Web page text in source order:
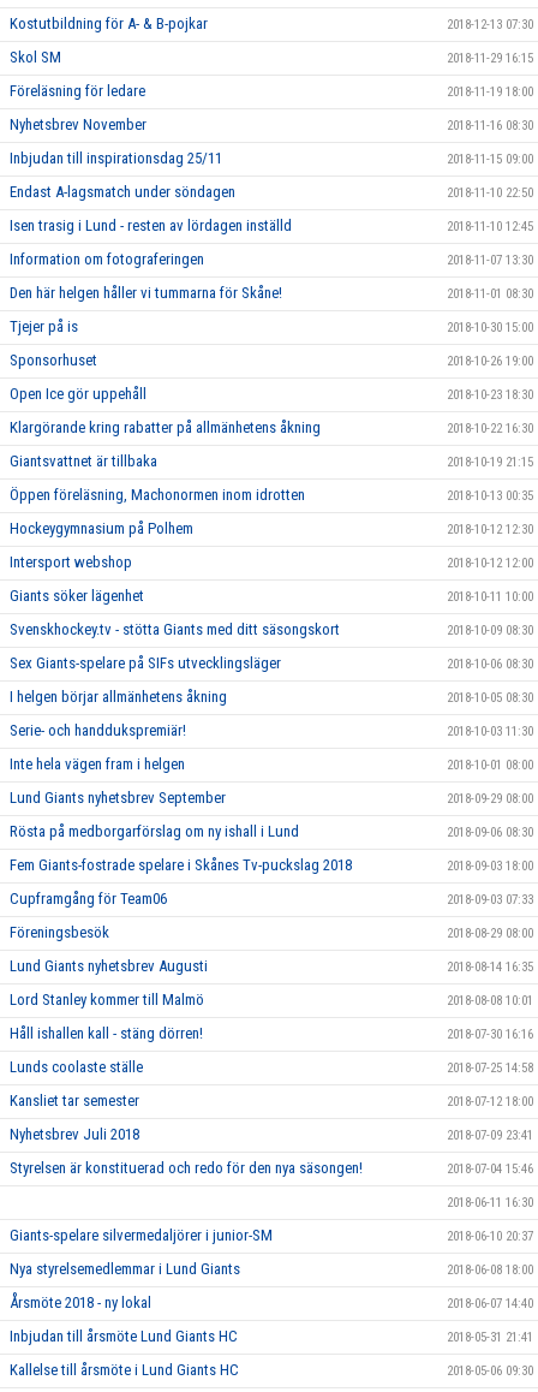
Kostutbildning för A- & B-pojkar 2018-12-13 07:30
Skol SM 2018-11-29 16:15
Föreläsning för ledare 2018-11-19 18:00
Nyhetsbrev November 2018-11-16 08:30
Inbjudan till inspirationsdag 25/11 2018-11-15 09:00
Endast A-lagsmatch under söndagen 2018-11-10 22:50
Isen trasig i Lund - resten av lördagen inställd 2018-11-10 12:45
Information om fotograferingen 2018-11-07 13:30
Den här helgen håller vi tummarna för Skåne! 2018-11-01 08:30
Tjejer på is 2018-10-30 15:00
Sponsorhuset 2018-10-26 19:00
Open Ice gör uppehåll 2018-10-23 18:30
Klargörande kring rabatter på allmänhetens åkning 2018-10-22 16:30
Giantsvattnet är tillbaka 2018-10-19 21:15
Öppen föreläsning, Machonormen inom idrotten 2018-10-13 00:35
Hockeygymnasium på Polhem 2018-10-12 12:30
Intersport webshop 2018-10-12 12:00
Giants söker lägenhet 2018-10-11 10:00
Svenskhockey.tv - stötta Giants med ditt säsongskort 2018-10-09 08:30
Sex Giants-spelare på SIFs utvecklingsläger 2018-10-06 08:30
I helgen börjar allmänhetens åkning 2018-10-05 08:30
Serie- och handdukspremiär! 2018-10-03 11:30
Inte hela vägen fram i helgen 2018-10-01 08:00
Lund Giants nyhetsbrev September 2018-09-29 08:00
Rösta på medborgarförslag om ny ishall i Lund 2018-09-06 08:30
Fem Giants-fostrade spelare i Skånes Tv-puckslag 2018 2018-09-03 18:00
Cupframgång för Team06 2018-09-03 07:33
Föreningsbesök 2018-08-29 08:00
Lund Giants nyhetsbrev Augusti 2018-08-14 16:35
Lord Stanley kommer till Malmö 2018-08-08 10:01
Håll ishallen kall - stäng dörren! 2018-07-30 16:16
Lunds coolaste ställe 2018-07-25 14:58
Kansliet tar semester 2018-07-12 18:00
Nyhetsbrev Juli 2018 2018-07-09 23:41
Styrelsen är konstituerad och redo för den nya säsongen! 2018-07-04 15:46
2018-06-11 16:30
Giants-spelare silvermedaljörer i junior-SM 2018-06-10 20:37
Nya styrelsemedlemmar i Lund Giants 2018-06-08 18:00
Årsmöte 2018 - ny lokal 2018-06-07 14:40
Inbjudan till årsmöte Lund Giants HC 2018-05-31 21:41
Kallelse till årsmöte i Lund Giants HC 2018-05-06 09:30